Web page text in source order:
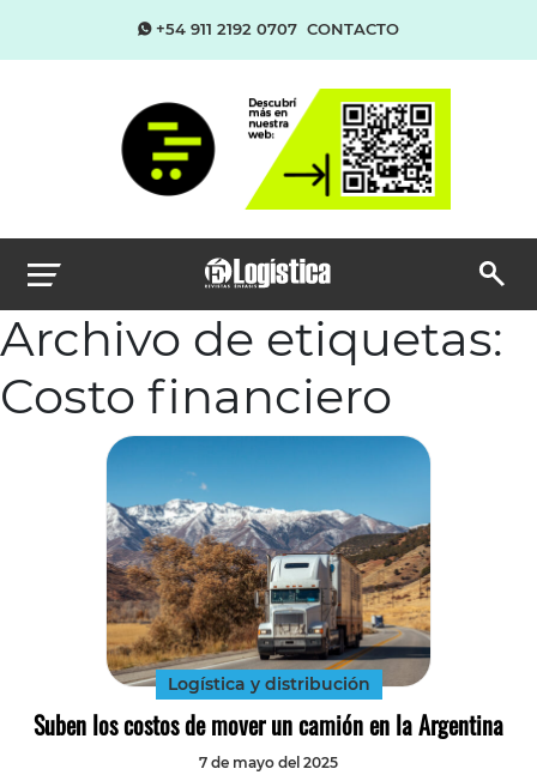
+54 911 2192 0707 CONTACTO
Archivo de etiquetas:
Costo financiero
Logística y distribución
Suben los costos de mover un camión en la Argentina
7 de mayo del 2025